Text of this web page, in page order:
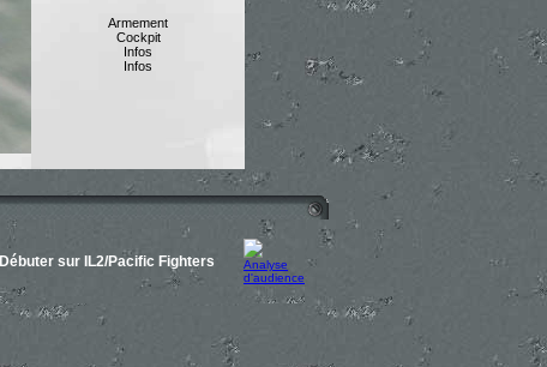
Armement
Cockpit
Infos
Infos
Débuter sur IL2/Pacific Fighters